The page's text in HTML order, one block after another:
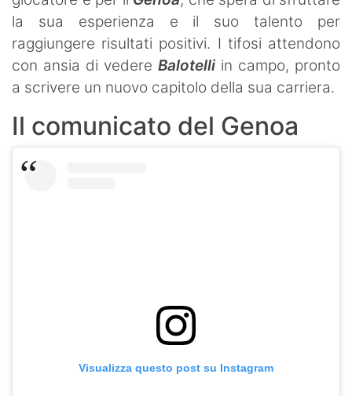
la sua esperienza e il suo talento per
raggiungere risultati positivi. I tifosi attendono
con ansia di vedere Balotelli in campo, pronto
a scrivere un nuovo capitolo della sua carriera.
Il comunicato del Genoa
Visualizza questo post su Instagram